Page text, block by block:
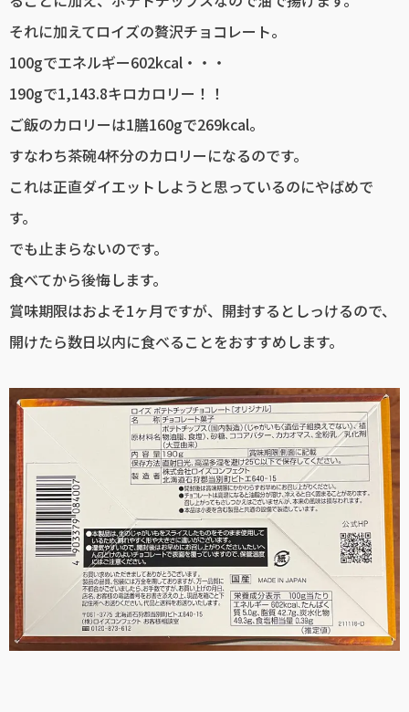
それに加えてロイズの贅沢チョコレート。
100gでエネルギー602kcal・・・
190gで1,143.8キロカロリー！！
ご飯のカロリーは1膳160gで269kcal。
すなわち茶碗4杯分のカロリーになるのです。
これは正直ダイエットしようと思っているのにやばめで
す。
でも止まらないのです。
食べてから後悔します。
賞味期限はおよそ1ヶ月ですが、開封するとしっけるので、
開けたら数日以内に食べることをおすすめします。